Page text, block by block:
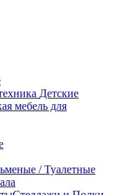
Детские
мебель для
/ Туалетные